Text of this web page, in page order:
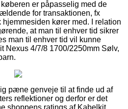
er påpasselig med de
for transaktionen, fx
kører med. I relation
at man til enhver tid sikrer
man til enhver tid vil kunne
Nexus 4/7/8 1700/2250mm Sølv,
pæne genveje til at finde ud af
reflektioner og derfor er det
shoppens ratings af Kabelkit